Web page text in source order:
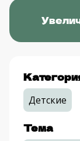
Детские
Тема